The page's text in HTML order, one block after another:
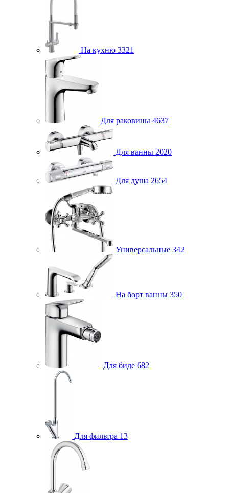
На кухню 3321
Для раковины 4637
Для ванны 2020
Для душа 2654
Универсальные 342
На борт ванны 350
Для биде 682
Для фильтра 13